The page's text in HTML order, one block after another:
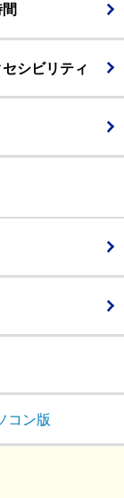
シビリティ
コン版